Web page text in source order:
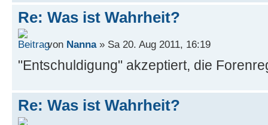
Re: Was ist Wahrheit?
von Nanna» Sa 20. Aug 2011, 16:19
"Entschuldigung" akzeptiert, die
Re: Was ist Wahrheit?